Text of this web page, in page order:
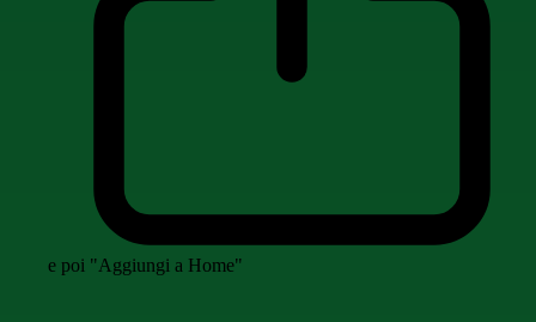
e poi "Aggiungi a Home"